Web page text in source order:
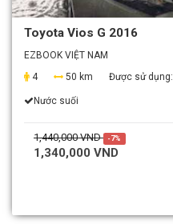
Toyota Vios G 2016
EZBOOK VIỆT NAM
4
50 km Được sử dụng:
Nước suối
1,440,000 VND -7%
1,340,000 VND